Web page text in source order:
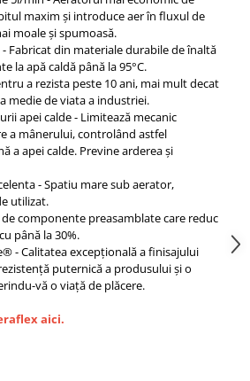
maxim și introduce aer în fluxul de
moale și spumoasă.
Fabricat din materiale durabile de înaltă
la apă caldă până la 95°C.
a rezista peste 10 ani, mai mult decat
medie de viata a industriei.
apei calde - Limitează mecanic
a mânerului, controlând astfel
a apei calde. Previne arderea și
- Spatiu mare sub aerator,
utilizat.
componente preasamblate care reduc
până la 30%.
- Calitatea excepțională a finisajului
puternică a produsului și o
vă o viață de plăcere.
aici.